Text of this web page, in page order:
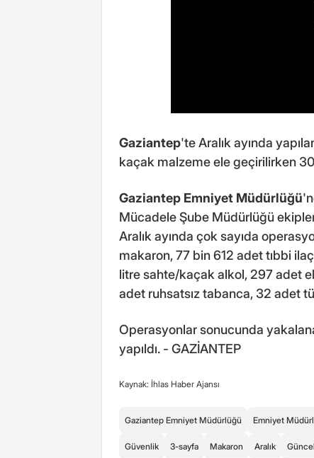
Gaziantep'te Aralık ayında
kaçak malzeme ele geçirilirken
Gaziantep Emniyet Müdürlüğü
Mücadele Şube Müdürlüğü
Aralık ayında çok sayıda
makaron, 77 bin 612 adet tıbbi
litre sahte/kaçak alkol, 297 adet
adet ruhsatsız tabanca, 32 adet
Operasyonlar sonucunda
yapıldı. - GAZİANTEP
Kaynak: İhlas Haber Ajansı
Gaziantep Emniyet Müdürlüğü Emniyet
Güvenlik 3-sayfa Makaron Aralık Güncel